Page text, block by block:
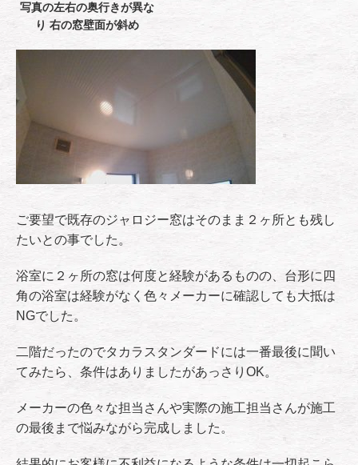
写真の左右の奥行きが異な
り 右の窓壁面が斜め
ご要望で既存のジャロジー窓はそのまま２ヶ所とも残し
たいとの事でした。
浴室に２ヶ所の窓は何度と経験があるものの、台形に四
角の浴室は経験がなく色々メーカーに確認しても大抵は
NGでした。
二階だったのでタカラスタンダードには一番最後に聞い
てみたら、条件はありましたがあっさりOK。
メーカーの色々な担当さんや実際の施工担当さんが施工
の最後まで悩みながら完成しました。